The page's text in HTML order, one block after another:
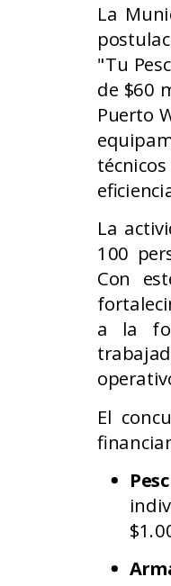
La
"Tu
de $60
Puerto
La
100
Con
a la
El